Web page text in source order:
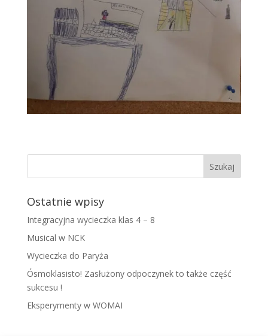
Ostatnie wpisy
Integracyjna wycieczka klas 4 – 8
Musical w NCK
Wycieczka do Paryża
Ósmoklasisto! Zasłużony odpoczynek to także część
sukcesu !
Eksperymenty w WOMAI